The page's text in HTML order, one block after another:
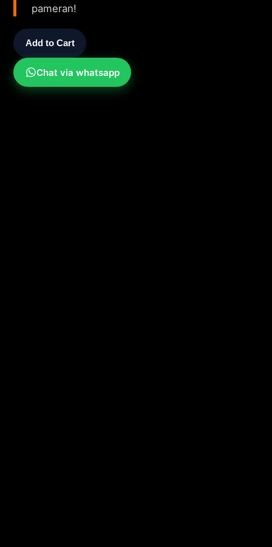
pameran!
Add to Cart
Chat via whatsapp